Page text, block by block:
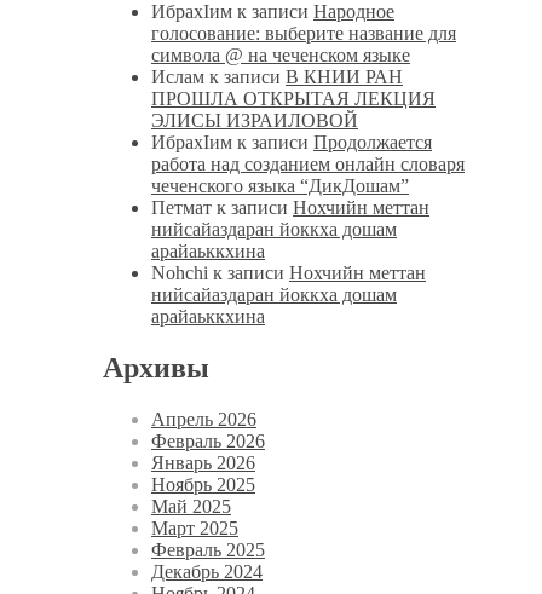
ИбрахIим к записи Народное
голосование: выберите название для
символа @ на чеченском языке
Ислам к записи В КНИИ РАН
ПРОШЛА ОТКРЫТАЯ ЛЕКЦИЯ
ЭЛИСЫ ИЗРАИЛОВОЙ
ИбрахIим к записи Продолжается
работа над созданием онлайн словаря
чеченского языка “ДикДошам”
Петмат к записи Нохчийн меттан
нийсайаздаран йоккха дошам
арайаьккхина
Nohchi к записи Нохчийн меттан
нийсайаздаран йоккха дошам
арайаьккхина
Архивы
Апрель 2026
Февраль 2026
Январь 2026
Ноябрь 2025
Май 2025
Март 2025
Февраль 2025
Декабрь 2024